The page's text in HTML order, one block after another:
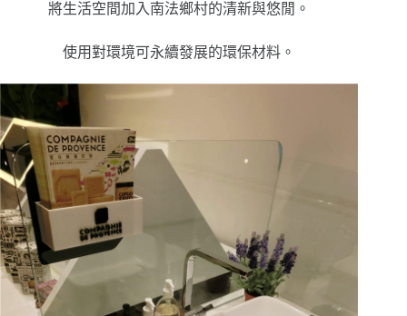
將生活空間加入南法鄉村的清新與悠閒。
使用對環境可永續發展的環保材料。